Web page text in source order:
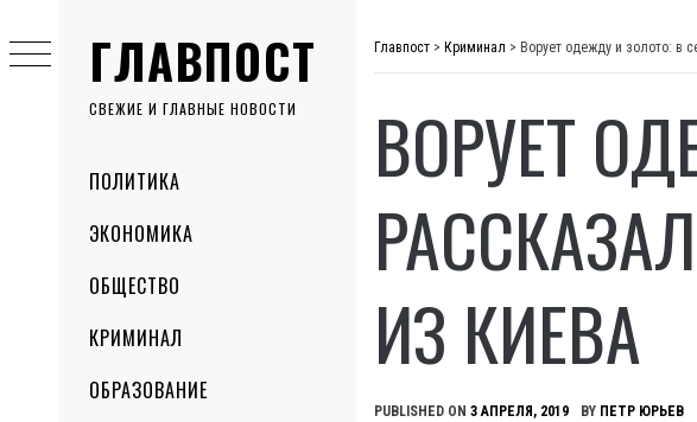
ГЛАВПОСТ
СВЕЖИЕ И ГЛАВНЫЕ НОВОСТИ
MenuПОЛИТИКА
ЭКОНОМИКА
ОБЩЕСТВО
КРИМИНАЛ
ОБРАЗОВАНИЕ
to
content
Главпост > Криминал > Ворует одежду и золото: в
ВОРУЕТ
ИЗ КИЕВА
PUBLISHED ON 3 АПРЕЛЯ, 2019 BY ПЕТР ЮРЬЕВ